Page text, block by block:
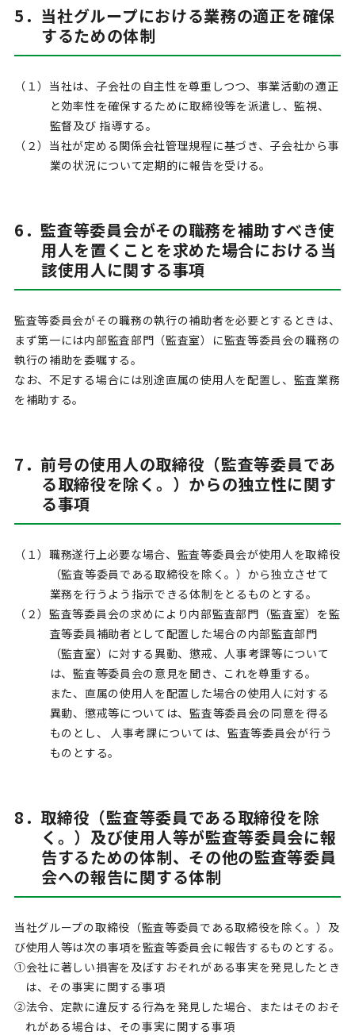
5．当社グループにおける業務の適正を確保
するための体制
（１）当社は、子会社の自主性を尊重しつつ、事業活動の適正
と効率性を確保するために取締役等を派遣し、監視、
監督及び 指導する。
（２）当社が定める関係会社管理規程に基づき、子会社から事
業の状況について定期的に報告を受ける。
6．監査等委員会がその職務を補助すべき使
用人を置くことを求めた場合における当
該使用人に関する事項
監査等委員会がその職務の執行の補助者を必要とするときは、
まず第一には内部監査部門（監査室）に監査等委員会の職務の
執行の補助を委嘱する。
なお、不足する場合には別途直属の使用人を配置し、監査業務
を補助する。
7．前号の使用人の取締役（監査等委員であ
る取締役を除く。）からの独立性に関す
る事項
（１）職務遂行上必要な場合、監査等委員会が使用人を取締役
（監査等委員である取締役を除く。）から独立させて
業務を行うよう指示できる体制をとるものとする。
（２）監査等委員会の求めにより内部監査部門（監査室）を監
査等委員補助者として配置した場合の内部監査部門
（監査室）に対する異動、懲戒、人事考課等について
は、監査等委員会の意見を聞き、これを尊重する。
また、直属の使用人を配置した場合の使用人に対する
異動、懲戒等については、監査等委員会の同意を得る
ものとし、 人事考課については、監査等委員会が行う
ものとする。
8．取締役（監査等委員である取締役を除
く。）及び使用人等が監査等委員会に報
告するための体制、その他の監査等委員
会への報告に関する体制
当社グループの取締役（監査等委員である取締役を除く。）及
び使用人等は次の事項を監査等委員会に報告するものとする。
①会社に著しい損害を及ぼすおそれがある事実を発見したとき
は、その事実に関する事項
②法令、定款に違反する行為を発見した場合、またはそのおそ
れがある場合は、その事実に関する事項